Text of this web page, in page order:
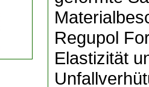
Regupol
Elastizität